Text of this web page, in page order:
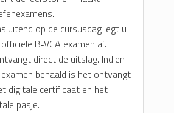
op de cursusdag legt u
B‑VCA examen af.
direct de uitslag. Indien
behaald is het ontvangt
digitale certificaat en het
pasje.